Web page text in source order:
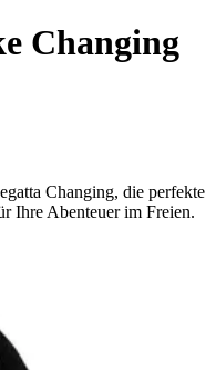
Changing
Changing, die perfekte
Ihre Abenteuer im Freien.